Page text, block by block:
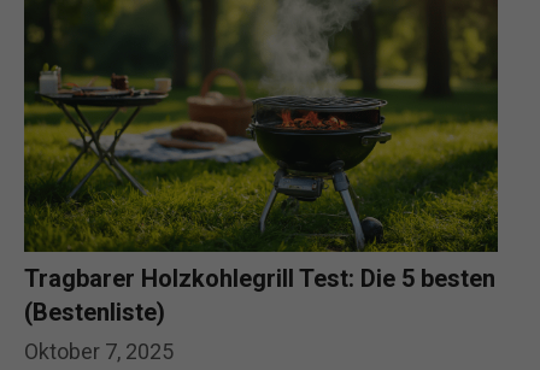
Oktober 7, 2025
Tragbarer Holzkohlegrill Test: Die 5 besten
(Bestenliste)